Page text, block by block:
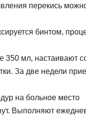
перекись
бинтом,
350 мл, настаивают
За две недели
на больное место
Выполняют